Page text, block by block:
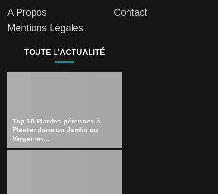
A Propos
Contact
Mentions Légales
TOUTE L'ACTUALITÉ
Top 10 Plantes pérennes à
Planter dans un Jardin ou
Verger en...